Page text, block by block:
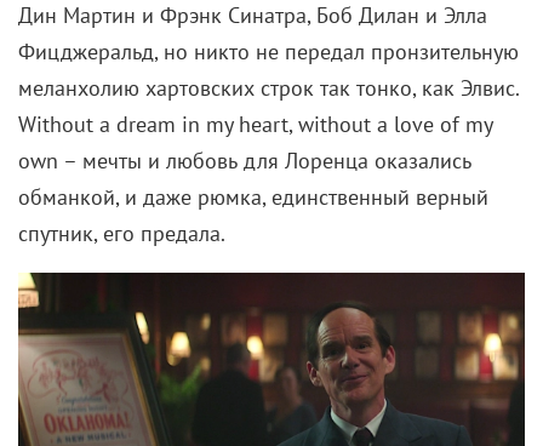
Дин Мартин и Фрэнк Синатра, Боб Дилан и Элла
Фицджеральд, но никто не передал пронзительную
меланхолию хартовских строк так тонко, как Элвис.
Without a dream in my heart, without a love of my
own – мечты и любовь для Лоренца оказались
обманкой, и даже рюмка, единственный верный
спутник, его предала.